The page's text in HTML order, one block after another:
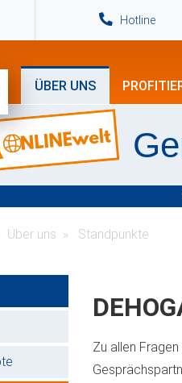
Hotline
ÜBER UNS
Über uns Standpunkte
Zu allen